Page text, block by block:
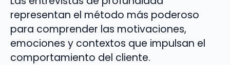
representan el método más poderoso
para comprender las motivaciones,
emociones y contextos que impulsan el
comportamiento del cliente.